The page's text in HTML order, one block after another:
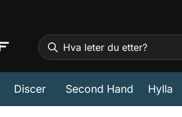
Discer Second Hand Hylla